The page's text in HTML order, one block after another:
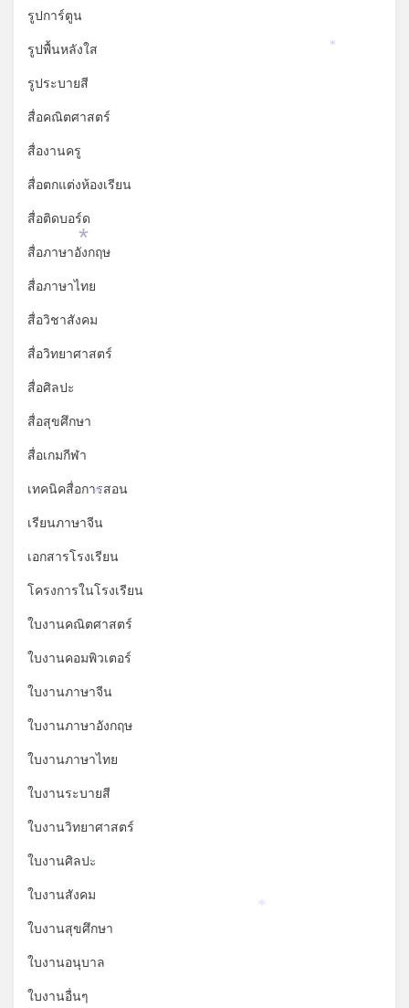
รูปการ์ตูน
รูปพื้นหลังใส
รูประบายสี
สื่อคณิตศาสตร์
สื่องานครู
สื่อตกแต่งห้องเรียน
สื่อติดบอร์ด
สื่อภาษาอังกฤษ
สื่อภาษาไทย
สื่อวิชาสังคม
สื่อวิทยาศาสตร์
สื่อศิลปะ
สื่อสุขศึกษา
สื่อเกมกีฬา
เทคนิคสื่อการสอน
เรียนภาษาจีน
เอกสารโรงเรียน
โครงการในโรงเรียน
ใบงานคณิตศาสตร์
ใบงานคอมพิวเตอร์
ใบงานภาษาจีน
ใบงานภาษาอังกฤษ
ใบงานภาษาไทย
ใบงานระบายสี
ใบงานวิทยาศาสตร์
ใบงานศิลปะ
ใบงานสังคม
ใบงานสุขศึกษา
ใบงานอนุบาล
ใบงานอื่นๆ
*